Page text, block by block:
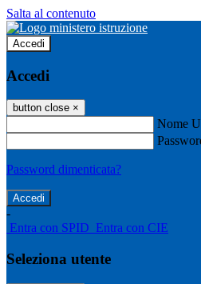
Salta al contenuto
Accedi
Accedi
button close ×
Nome
Password dimenticata?
-
Entra con SPID Entra con CIE
Seleziona utente